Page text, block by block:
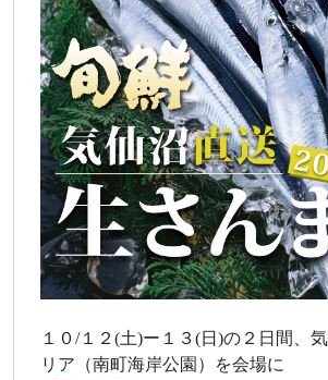
１０/１２(土)ー１３(日)の２日間、
リア（南町海岸公園）を会場に